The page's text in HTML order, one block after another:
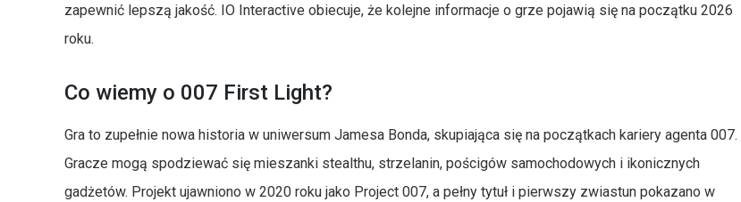
zapewnić lepszą jakość. IO Interactive obiecuje, że kolejne informacje o grze pojawią się na początku 2026
roku.
Co wiemy o 007 First Light?
Gra to zupełnie nowa historia w uniwersum Jamesa Bonda, skupiająca się na początkach kariery agenta 007.
Gracze mogą spodziewać się mieszanki stealthu, strzelanin, pościgów samochodowych i ikonicznych
gadżetów. Projekt ujawniono w 2020 roku jako Project 007, a pełny tytuł i pierwszy zwiastun pokazano w